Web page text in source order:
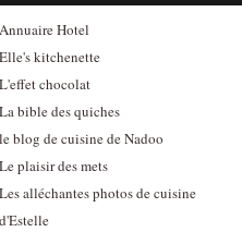
Annuaire Hotel
Elle's kitchenette
L'effet chocolat
La bible des quiches
le blog de cuisine de Nadoo
Le plaisir des mets
Les alléchantes photos de cuisine
d'Estelle